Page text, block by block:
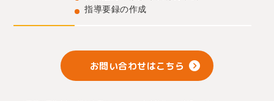
指導要録の作成
お問い合わせはこちら